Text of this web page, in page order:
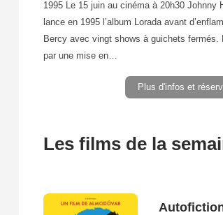
1995 Le 15 juin au cinéma à 20h30 Johnny
lance en 1995 l’album Lorada avant
Bercy avec vingt shows à guichets fermés.
par une mise en…
Plus d'infos et
Les films de la